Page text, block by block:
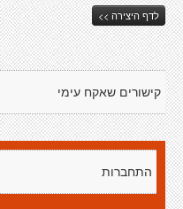
לדף היצירה >>
קישורים שאקח עימי
התחברות